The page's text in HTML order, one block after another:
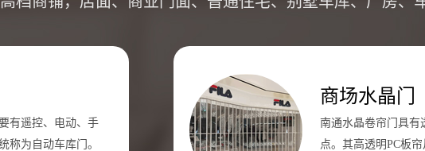
有遥控、电动、手
称为自动车库门。
商场水晶门
南通水晶卷帘门具有
点。其高透明PC板